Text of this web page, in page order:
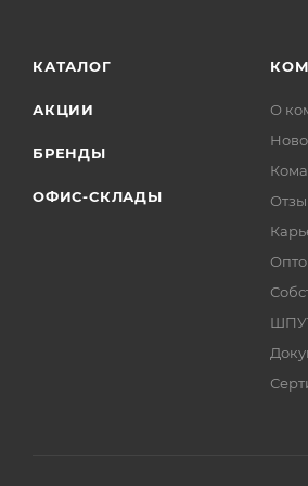
КАТАЛОГ
АКЦИИ
БРЕНДЫ
ОФИС-СКЛАДЫ
О